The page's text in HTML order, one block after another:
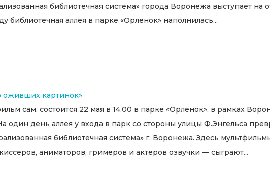
библиотечная система» города Воронежа выступает
аллея в парке «Орленок» наполнилась...
оживших картинок»
сам, состоится 22 мая в 14.00 в парке «Орленок», в рамках
один день аллея у входа в парк со стороны улицы Ф.Энгельса
библиотечная система» г. Воронежа. Здесь
аниматоров, гримеров и актеров озвучки — сыграют...